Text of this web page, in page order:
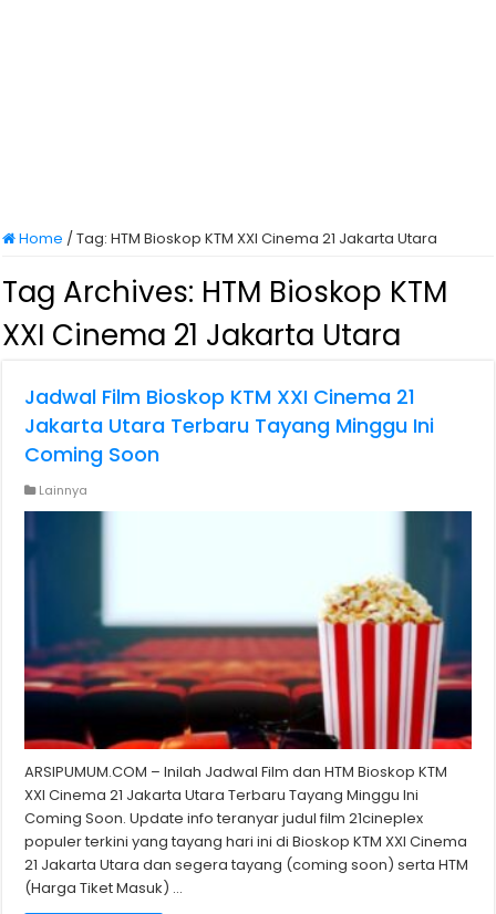
Home /Tag:HTM Bioskop KTM XXI Cinema 21 Jakarta Utara
Tag Archives: HTM Bioskop KTM
XXI Cinema 21 Jakarta Utara
Jadwal Film Bioskop KTM XXI Cinema 21
Jakarta Utara Terbaru Tayang Minggu Ini
Coming Soon
Lainnya
ARSIPUMUM.COM – Inilah Jadwal Film dan HTM Bioskop KTM
XXI Cinema 21 Jakarta Utara Terbaru Tayang Minggu Ini
Coming Soon. Update info teranyar judul film 21cineplex
populer terkini yang tayang hari ini di Bioskop KTM XXI Cinema
21 Jakarta Utara dan segera tayang (coming soon) serta HTM
(Harga Tiket Masuk) …